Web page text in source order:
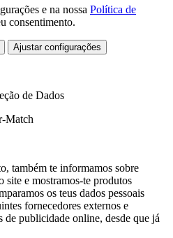
e na nossa Política de
consentimento.
Ajustar configurações
de Dados
Match
também te informamos sobre
site e mostramos-te produtos
os teus dados pessoais
fornecedores externos e
de publicidade online, desde que já